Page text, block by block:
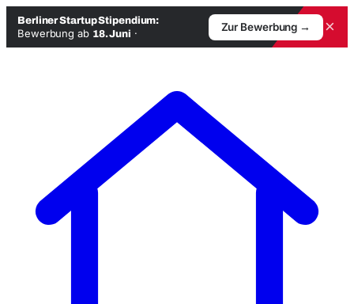
Berliner Startup Stipendium:
Bewerbung ab 18. Juni ·
Zur Bewerbung → ×